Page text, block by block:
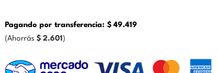
Pagando por transferencia: $ 49.419
(Ahorrás $ 2.601 )